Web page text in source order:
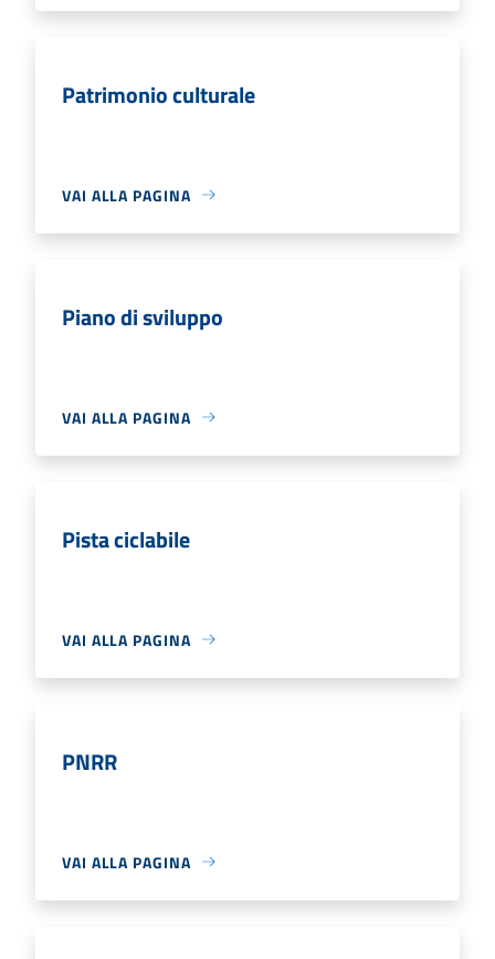
Patrimonio culturale
VAI ALLA PAGINA
Piano di sviluppo
VAI ALLA PAGINA
Pista ciclabile
VAI ALLA PAGINA
PNRR
VAI ALLA PAGINA